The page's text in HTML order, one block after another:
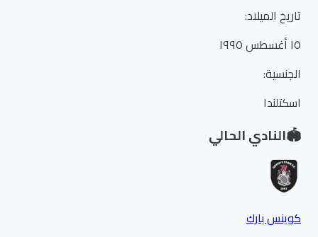
تاريخ الميلاد:
الجنسية:
اسكتلندا
النادي الحالي
كوينس بارك